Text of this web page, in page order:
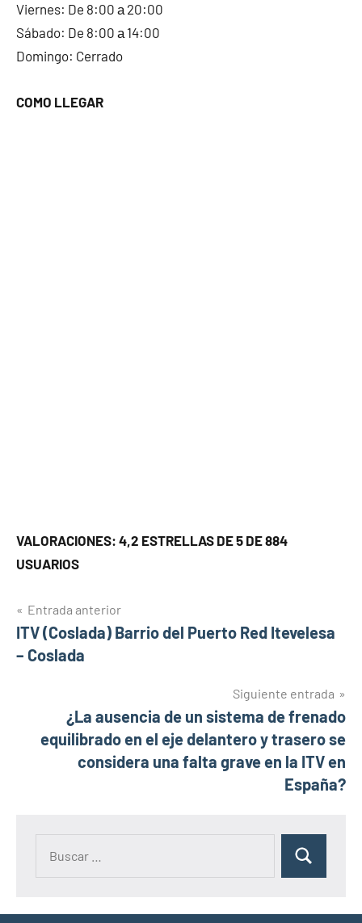
Viernes: De 8:00 а 20:00
Sábado: De 8:00 а 14:00
Domingo: Cerrado
COMO LLEGAR
VALORACIONES: 4,2 ESTRELLAS DE 5 DE 884
USUARIOS
Navegación
de
Entrada anterior
ITV (Coslada) Barrio del Puerto Red Itevelesa
– Coslada
Siguiente entrada
¿La ausencia de un sistema de frenado
equilibrado en el eje delantero y trasero se
considera una falta grave en la ITV en
España?
Buscar